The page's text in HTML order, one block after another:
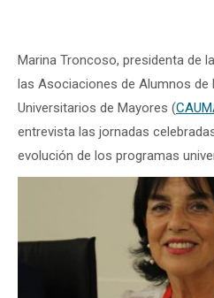
Marina Troncoso, presidenta de
las Asociaciones de Alumnos de
Universitarios de Mayores (
entrevista las jornadas
evolución de los programas